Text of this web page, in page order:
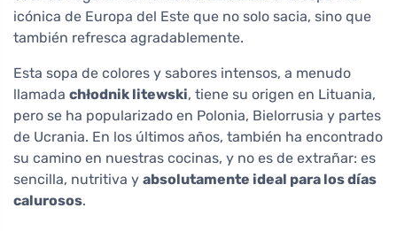
icónica de Europa del Este que no solo sacia, sino que
también refresca agradablemente.
Esta sopa de colores y sabores intensos, a menudo
llamada chłodnik litewski, tiene su origen en Lituania,
pero se ha popularizado en Polonia, Bielorrusia y partes
de Ucrania. En los últimos años, también ha encontrado
su camino en nuestras cocinas, y no es de extrañar: es
sencilla, nutritiva y absolutamente ideal para los días
calurosos.